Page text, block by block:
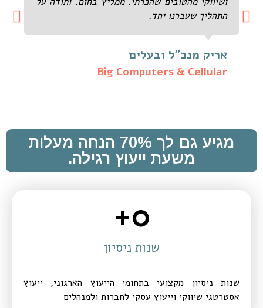
התהליך שעברנו יחד.
אריק מנכ"ל ובעלים
Big Computers & Cellular
מגיע גם לך 70% הנחה מעלות
משעת ייעוץ רגילה.
שנות ניסיון
0
+
שנות ניסיון מקצועי בתחומי הייעוץ הארגוני, ייעוץ
אסטרטגי שיווקי וייעוץ עסקי לחברות ולמנהלים